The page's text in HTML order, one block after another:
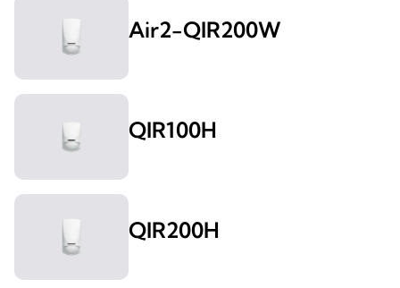
Air2-QIR200W
QIR100H
QIR200H